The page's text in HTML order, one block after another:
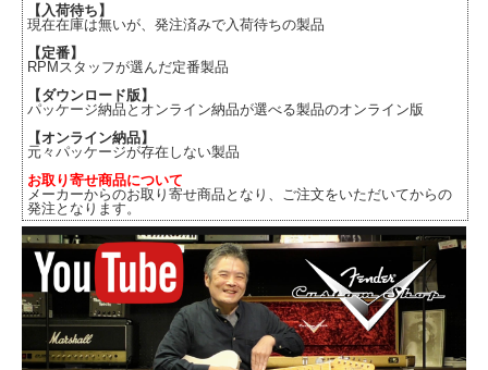
【入荷待ち】
現在在庫は無いが、発注済みで入荷待ちの製品
【定番】
RPMスタッフが選んだ定番製品
【ダウンロード版】
パッケージ納品とオンライン納品が選べる製品のオンライン版
【オンライン納品】
元々パッケージが存在しない製品
お取り寄せ商品について
メーカーからのお取り寄せ商品となり、ご注文をいただいてからの
発注となります。